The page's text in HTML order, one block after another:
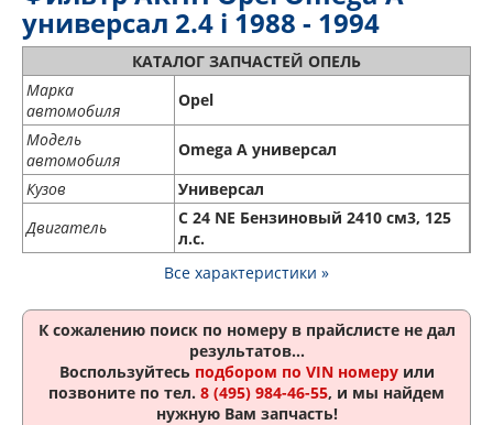
универсал 2.4 i 1988 - 1994
КАТАЛОГ ЗАПЧАСТЕЙ ОПЕЛЬ
Марка
автомобиля
Opel
Модель
автомобиля
Omega A универсал
Кузов
Универсал
Двигатель
C 24 NE Бензиновый 2410 см3, 125
л.с.
Все характеристики »
К сожалению поиск по номеру в прайслисте не дал
результатов...
Воспользуйтесь подбором по VIN номеруили
позвоните по тел. 8 (495) 984-46-55, и мы найдем
нужную Вам запчасть!